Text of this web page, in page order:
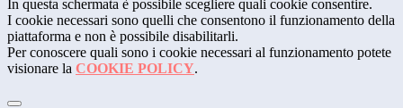
In questa schermata è possibile scegliere quali cookie consentire.
I cookie necessari sono quelli che consentono il funzionamento della
piattaforma e non è possibile disabilitarli.
Per conoscere quali sono i cookie necessari al funzionamento potete
visionare la COOKIE POLICY.